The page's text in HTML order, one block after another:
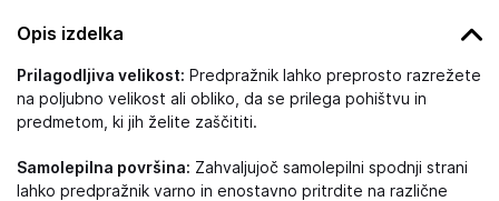
Opis izdelka
Prilagodljiva velikost: Predpražnik lahko preprosto razrežete
na poljubno velikost ali obliko, da se prilega pohištvu in
predmetom, ki jih želite zaščititi.
Samolepilna površina: Zahvaljujoč samolepilni spodnji strani
lahko predpražnik varno in enostavno pritrdite na različne